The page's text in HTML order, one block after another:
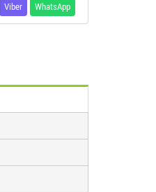
Viber WhatsApp